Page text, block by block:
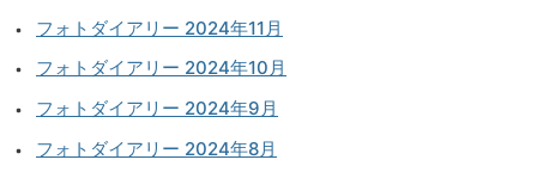
フォトダイアリー 2024年11月
フォトダイアリー 2024年10月
フォトダイアリー 2024年9月
フォトダイアリー 2024年8月